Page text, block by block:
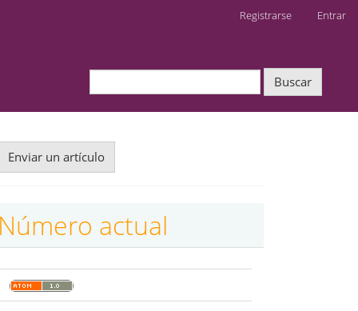
Registrarse Entrar
Buscar
Enviar un artículo
actual